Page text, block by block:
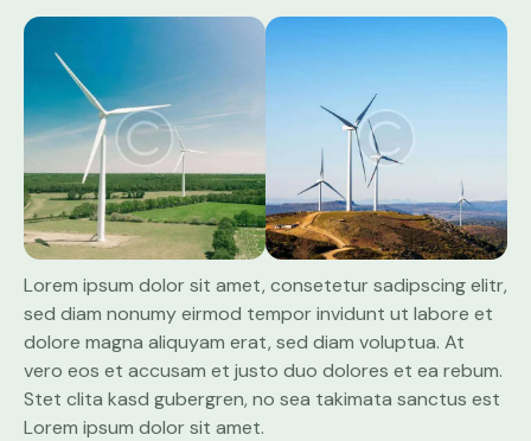
Lorem ipsum dolor sit amet, consetetur sadipscing elitr,
sed diam nonumy eirmod tempor invidunt ut labore et
dolore magna aliquyam erat, sed diam voluptua. At
vero eos et accusam et justo duo dolores et ea rebum.
Stet clita kasd gubergren, no sea takimata sanctus est
Lorem ipsum dolor sit amet.